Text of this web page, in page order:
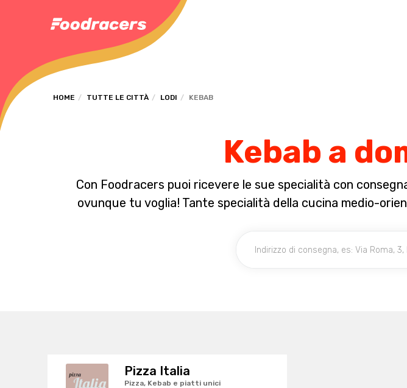
HOME TUTTE LE CITTÀ LODI KEBAB
Kebab a
Con Foodracers puoi ricevere le sue specialità con
ovunque tu voglia! Tante specialità della cucina medio-
Pizza Italia
Pizza, Kebab e piatti unici